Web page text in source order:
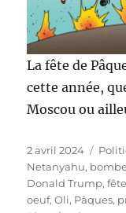
La fête de
cette année,
Moscou ou
Publié
le
2 avril 2024
Netanyahu,
Donald Trump,fête
oeuf,Oli, Pâques,